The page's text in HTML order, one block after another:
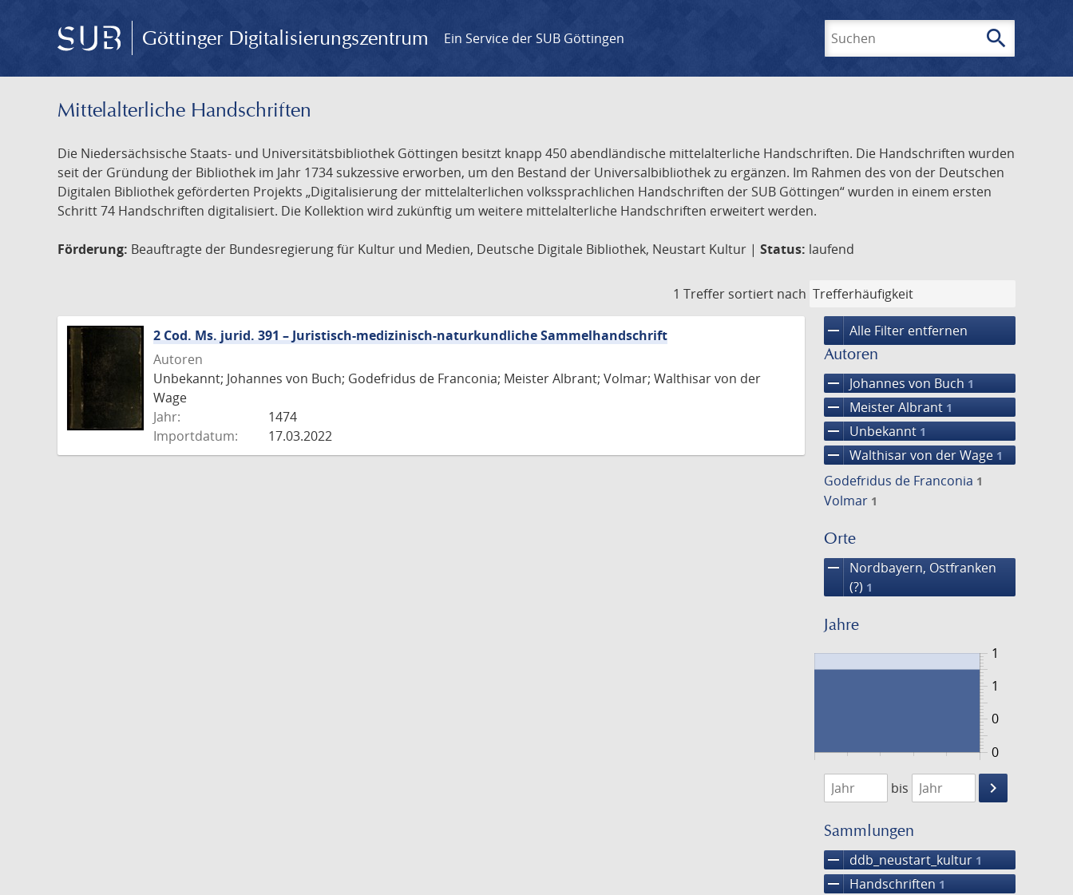
Göttinger Digitalisierungszentrum Ein Service der SUB Göttingen search
Mittelalterliche Handschriften
Die Niedersächsische Staats- und Universitätsbibliothek Göttingen besitzt knapp 450 abendländische mittelalterliche Handschriften. Die Handschriften wurden
seit der Gründung der Bibliothek im Jahr 1734 sukzessive erworben, um den Bestand der Universalbibliothek zu ergänzen. Im Rahmen des von der Deutschen
Digitalen Bibliothek geförderten Projekts „Digitalisierung der mittelalterlichen volkssprachlichen Handschriften der SUB Göttingen“ wurden in einem ersten
Schritt 74 Handschriften digitalisiert. Die Kollektion wird zukünftig um weitere mittelalterliche Handschriften erweitert werden.
Förderung: Beauftragte der Bundesregierung für Kultur und Medien, Deutsche Digitale Bibliothek, Neustart Kultur | Status: laufend
1 Treffer sortiert nach
remove Alle Filter entfernen
Autoren
remove Johannes von Buch 1
remove Meister Albrant 1
remove Unbekannt 1
remove Walthisar von der Wage 1
Godefridus de Franconia 1
Volmar 1
Orte
remove
Nordbayern, Ostfranken
(?) 1
Jahre
0
1
0
1
1474
1475
bis
keyboard_arrow_right
Suche
Sammlungen
remove ddb_neustart_kultur 1
remove Handschriften 1
2 Cod. Ms. jurid. 391 – Juristisch-medizinisch-naturkundliche Sammelhandschrift
Autoren
Unbekannt; Johannes von Buch; Godefridus de Franconia; Meister Albrant; Volmar; Walthisar von der
Wage
Jahr:
1474
Importdatum:
17.03.2022